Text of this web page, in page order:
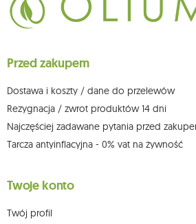
Przysługuje Ci prawo do żądania dostępu do
ich sprostowania, usunięcia, ograniczenia
sprzeciwu wobec przetwarzania swoich danych
którego dokonano na podstawie zgody przed jej
możesz kontaktować się z działem obsługi
Więcej informacji: www.mouton.pl/ODO
Przed zakupem
Dostawa i koszty / dane do przelewów
Rezygnacja / zwrot produktów 14 dni
Najczęściej zadawane pytania przed
Tarcza antyinflacyjna - 0% vat na żywność
Twoje konto
Twój profil